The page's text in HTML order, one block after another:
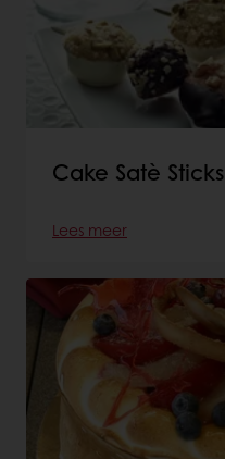
Cake Satè Sticks
Lees meer